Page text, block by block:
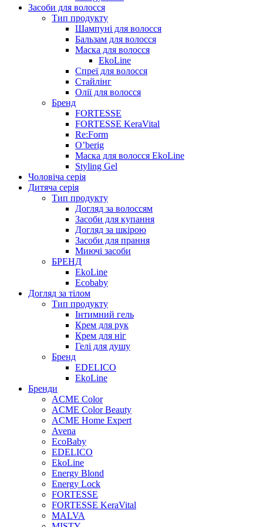
Засоби для волосся
Тип продукту
Шампуні для волосся
Бальзам для волосся
Маска для волосся
EkoLine
Спреї для волосся
Стайлінг
Олії для волосся
Бренд
FORTESSE
FORTESSE KeraVital
Re:Form
O’berig
Маска для волосся EkoLine
Styling Gel
Чоловіча серія
Дитяча серія
Тип продукту
Догляд за волоссям
Засоби для купання
Догляд за шкірою
Засоби для прання
Миючі засоби
БРЕНД
EkoLine
Ecobaby
Догляд за тілом
Тип продукту
Інтимний гель
Крем для рук
Крем для ніг
Гелі для душу
Бренд
EDELICO
EkoLine
Бренди
ACME Color
ACME Color Beauty
ACME Home Expert
Avena
EcoBaby
EDELICO
EkoLine
Energy Blond
Energy Lock
FORTESSE
FORTESSE KeraVital
MALVA